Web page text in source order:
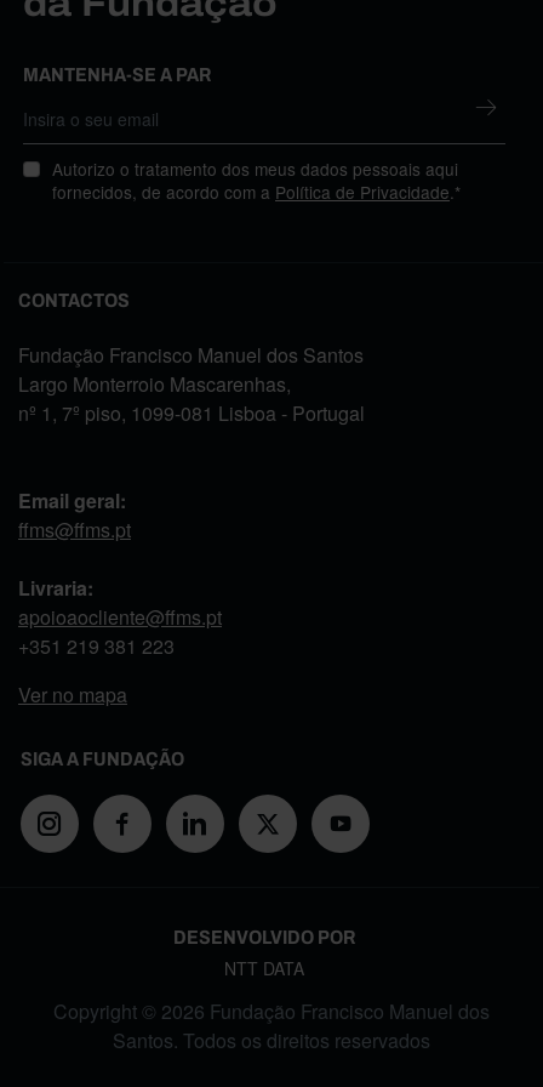
MANTENHA-SE A PAR
Autorizo o tratamento dos meus dados pessoais aqui
fornecidos, de acordo com a Política de Privacidade.*
CONTACTOS
Fundação Francisco Manuel dos Santos
Largo Monterroio Mascarenhas,
nº 1, 7º piso, 1099-081 Lisboa - Portugal
Email geral:
ffms@ffms.pt
Livraria:
apoioaocliente@ffms.pt
+351 219 381 223
Ver no mapa
SIGA A FUNDAÇÃO
DESENVOLVIDO POR
NTT DATA
Copyright © 2026 Fundação Francisco Manuel dos
Santos. Todos os direitos reservados